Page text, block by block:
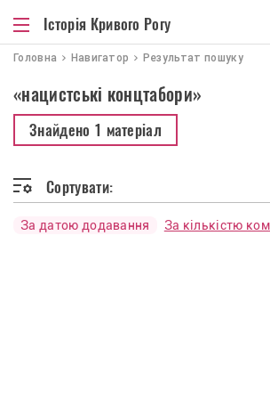
Історія Кривого Рогу
Головна Навигатор Результат пошуку
«нацистські концтабори»
Знайдено 1 матеріал
Сортувати:
За датою додавання За кількістю